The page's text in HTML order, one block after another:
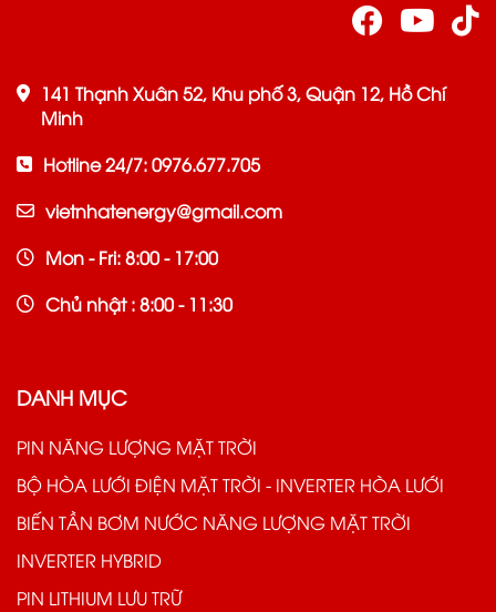
141 Thạnh Xuân 52, Khu phố 3, Quận 12, Hồ Chí
Minh
Hotline 24/7: 0976.677.705
vietnhatenergy@gmail.com
Mon - Fri: 8:00 - 17:00
Chủ nhật : 8:00 - 11:30
DANH MỤC
PIN NĂNG LƯỢNG MẶT TRỜI
BỘ HÒA LƯỚI ĐIỆN MẶT TRỜI - INVERTER HÒA LƯỚI
BIẾN TẦN BƠM NƯỚC NĂNG LƯỢNG MẶT TRỜI
INVERTER HYBRID
PIN LITHIUM LƯU TRỮ